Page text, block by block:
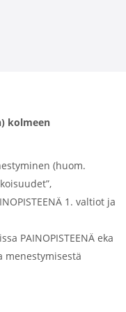
kolmeen
(huom.
1. valtiot ja
PAINOPISTEENÄ eka
menestymisestä